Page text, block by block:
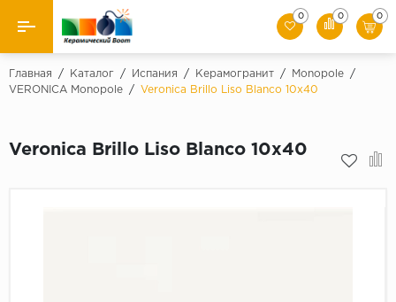
Назад
Керамическая плитка
0 0 0
Главная / Каталог / Испания / Керамогранит / Monopole
/
VERONICA Monopole
/ Veronica Brillo Liso Blanco 10x40
Veronica Brillo Liso Blanco 10x40